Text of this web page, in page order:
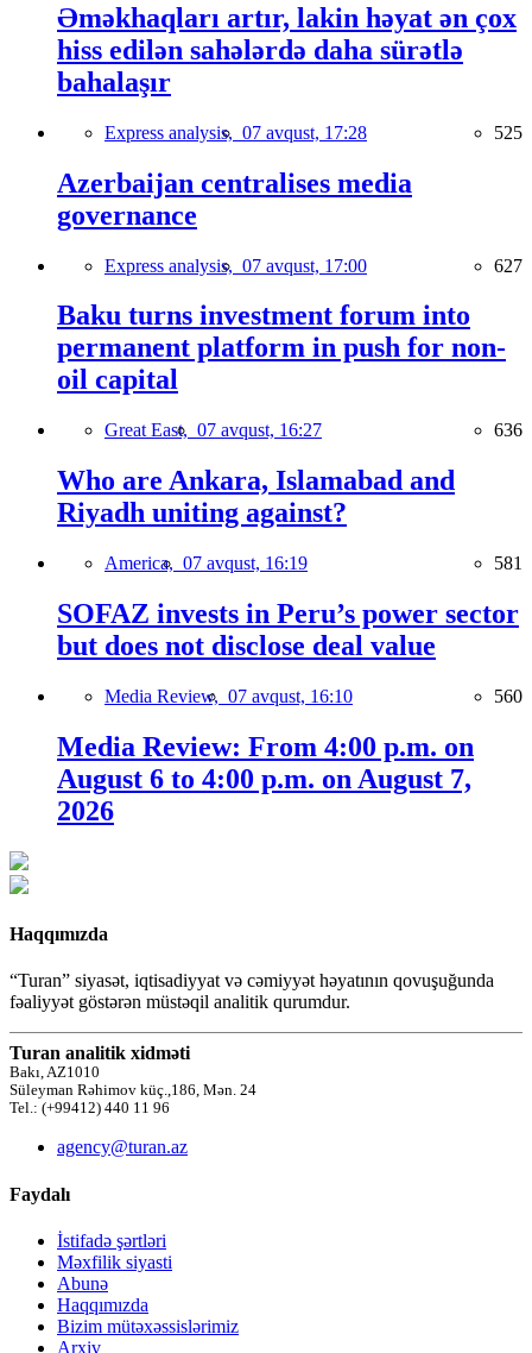
Əməkhaqları artır, lakin həyat ən çox
hiss edilən sahələrdə daha sürətlə
bahalaşır
Express analysis, 07 avqust, 17:28 525
Azerbaijan centralises media
governance
Express analysis, 07 avqust, 17:00 627
Baku turns investment forum into
permanent platform in push for non-
oil capital
Great East, 07 avqust, 16:27 636
Who are Ankara, Islamabad and
Riyadh uniting against?
America, 07 avqust, 16:19 581
SOFAZ invests in Peru’s power sector
but does not disclose deal value
Media Review, 07 avqust, 16:10 560
Media Review: From 4:00 p.m. on
August 6 to 4:00 p.m. on August 7,
2026
Haqqımızda
“Turan” siyasət, iqtisadiyyat və cəmiyyət həyatının qovuşuğunda
fəaliyyət göstərən müstəqil analitik qurumdur.
Turan analitik xidməti
Bakı, AZ1010
Süleyman Rəhimov küç.,186, Mən. 24
Tel.: (+99412) 440 11 96
agency@turan.az
Faydalı
İstifadə şərtləri
Məxfilik siyasti
Abunə
Haqqımızda
Bizim mütəxəssislərimiz
Arxiv